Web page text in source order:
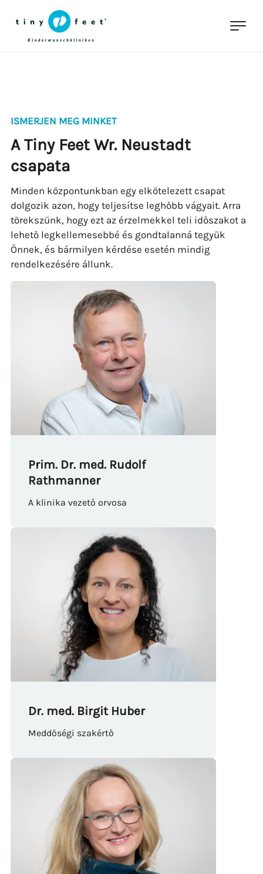
ISMERJEN MEG MINKET
A Tiny Feet Wr. Neustadt
csapata
Minden központunkban egy elkötelezett csapat
dolgozik azon, hogy teljesítse leghőbb vágyait. Arra
törekszünk, hogy ezt az érzelmekkel teli időszakot a
lehető legkellemesebbé és gondtalanná tegyük
Önnek, és bármilyen kérdése esetén mindig
rendelkezésére állunk.
Prim. Dr. med. Rudolf
Rathmanner
A klinika vezető orvosa
Dr. med. Birgit Huber
Meddőségi szakértő